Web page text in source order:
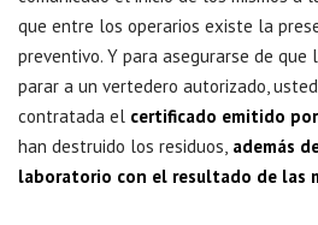
que entre los operarios existe la
preventivo. Y para asegurarse de que
parar a un vertedero autorizado,
contratada el certificado emitido
han destruido los residuos, además
laboratorio con el resultado de las